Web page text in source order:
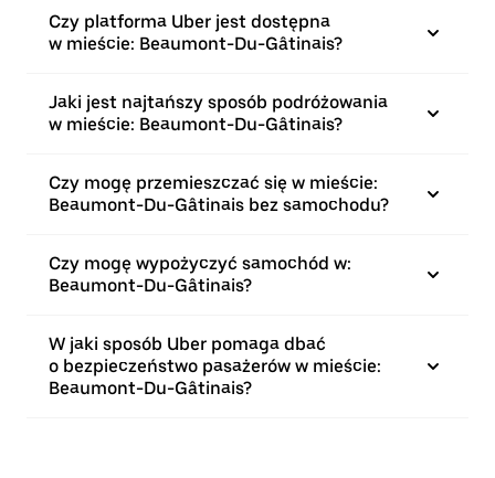
Czy platforma Uber jest dostępna
w mieście: Beaumont-Du-Gâtinais?
Jaki jest najtańszy sposób podróżowania
w mieście: Beaumont-Du-Gâtinais?
Czy mogę przemieszczać się w mieście:
Beaumont-Du-Gâtinais bez samochodu?
Czy mogę wypożyczyć samochód w:
Beaumont-Du-Gâtinais?
W jaki sposób Uber pomaga dbać
o bezpieczeństwo pasażerów w mieście:
Beaumont-Du-Gâtinais?